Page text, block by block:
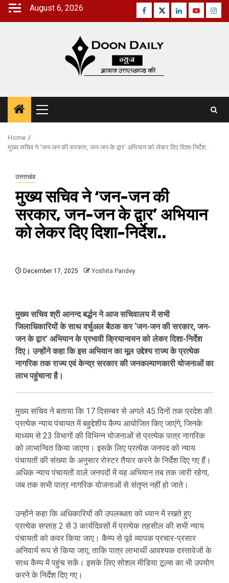
Skip
August 6, 2026 Facebook
TwitterLinkedinYoutube
Primary
Menu
Home
मुख्य सचिव ने ‘जन-जन की सरकार, जन-जन के द्वार’ अभियान को लेकर दिए दिशा-निर्देश..
उत्तराखंड
मुख्य सचिव ने ‘जन-जन की
सरकार, जन-जन के द्वार’ अभियान
को लेकर दिए दिशा-निर्देश..
December 17, 2025 Yoshita Pandey
मुख्य सचिव श्री आनन्द बर्द्धन ने आज सचिवालय में सभी
जिलाधिकारियों के साथ वर्चुअल बैठक कर ‘जन-जन की सरकार, जन-
जन के द्वार’ अभियान के प्रभावी क्रियान्वयन को लेकर दिशा-निर्देश
दिए। उन्होंने कहा कि इस अभियान का मूल उद्देश्य राज्य के प्रत्येक
नागरिक तक राज्य एवं केन्द्र सरकार की जनकल्याणकारी योजनाओं का
लाभ पहुंचाना है।
मुख्य सचिव ने बताया कि 17 दिसम्बर से अगले 45 दिनों तक प्रदेश की
प्रत्येक न्याय पंचायत में बहुद्देशीय कैम्प आयोजित किए जाएंगे, जिनके
माध्यम से 23 विभागों की विभिन्न योजनाओं से प्रत्येक पात्र नागरिक
को लाभान्वित किया जाएगा। इसके लिए प्रत्येक जनपद को न्याय
पंचायतों की संख्या के अनुसार रोस्टर तैयार करने के निर्देश दिए गए हैं।
अधिक न्याय पंचायतों वाले जनपदों में यह अभियान तब तक जारी रहेगा,
जब तक सभी पात्र नागरिक योजनाओं से संतृप्त नहीं हो जाते।
उन्होंने कहा कि अधिकारियों की उपलब्धता को ध्यान में रखते हुए
प्रत्येक सप्ताह 2 से 3 कार्यदिवसों में प्रत्येक तहसील की सभी न्याय
पंचायतों को कवर किया जाए। कैम्प से पूर्व व्यापक प्रचार-प्रसार
अनिवार्य रूप से किया जाए, ताकि पात्र लाभार्थी आवश्यक दस्तावेजों के
साथ कैम्प में पहुंच सकें। इसके लिए सोशल मीडिया टूल्स का भी उपयोग
करने के निर्देश दिए गए।